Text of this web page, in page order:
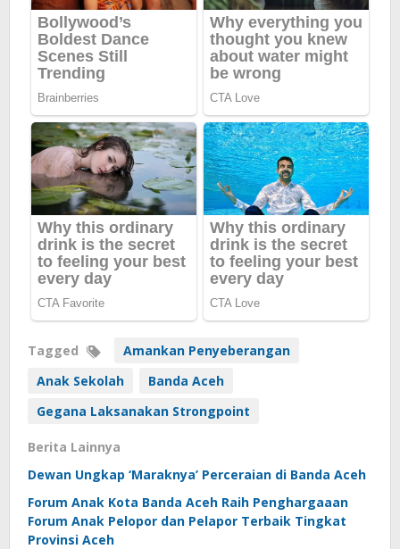
Tagged
Amankan Penyeberangan
Anak Sekolah
Banda Aceh
Gegana Laksanakan Strongpoint
Berita Lainnya
Dewan Ungkap ‘Maraknya’ Perceraian di Banda Aceh
Forum Anak Kota Banda Aceh Raih Penghargaaan
Forum Anak Pelopor dan Pelapor Terbaik Tingkat
Provinsi Aceh